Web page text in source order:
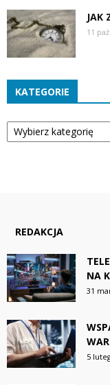
JAK
11
KATEGORIE
Kategorie
REDAKCJA
NA
31
5